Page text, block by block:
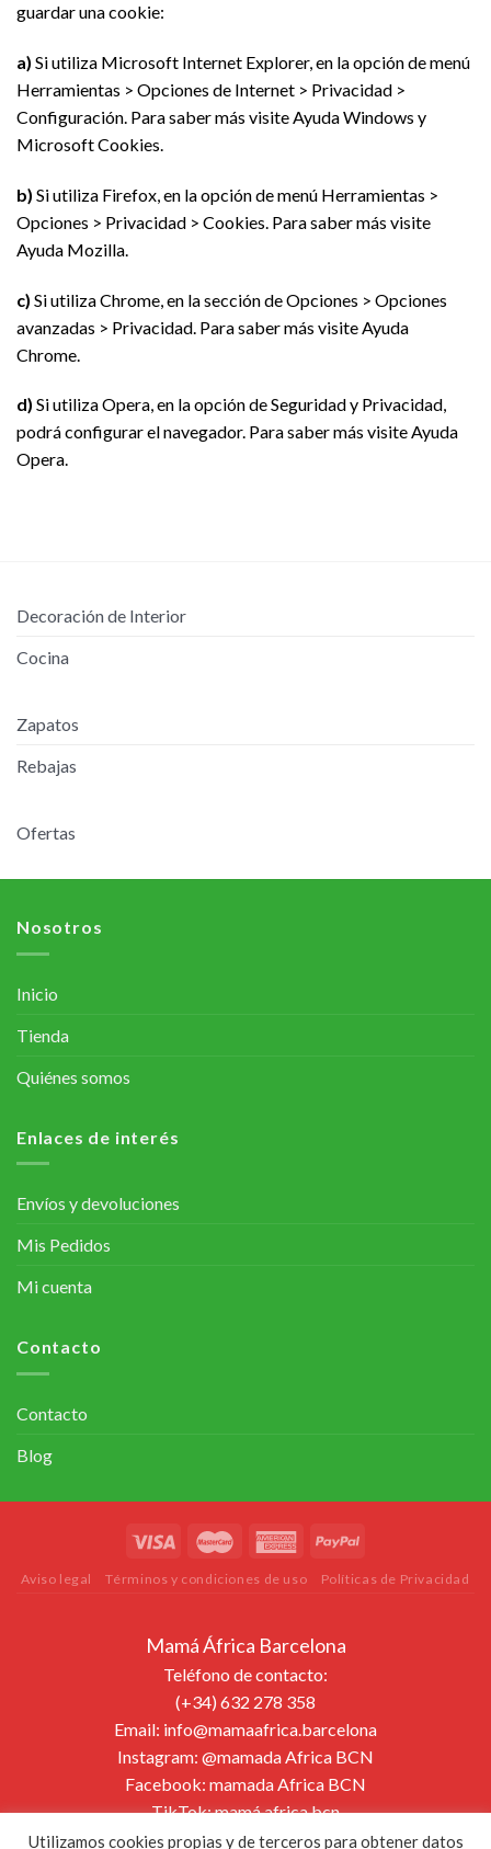
guardar una cookie:
a) Si utiliza Microsoft Internet Explorer, en la opción de menú
Herramientas > Opciones de Internet > Privacidad >
Configuración. Para saber más visite Ayuda Windows y
Microsoft Cookies.
b) Si utiliza Firefox, en la opción de menú Herramientas >
Opciones > Privacidad > Cookies. Para saber más visite
Ayuda Mozilla.
c) Si utiliza Chrome, en la sección de Opciones > Opciones
avanzadas > Privacidad. Para saber más visite Ayuda
Chrome.
d) Si utiliza Opera, en la opción de Seguridad y Privacidad,
podrá configurar el navegador. Para saber más visite Ayuda
Opera.
Decoración de Interior
Cocina
Zapatos
Rebajas
Ofertas
Nosotros
Inicio
Tienda
Quiénes somos
Enlaces de interés
Envíos y devoluciones
Mis Pedidos
Mi cuenta
Contacto
Contacto
Blog
Aviso legal Términos y condiciones de uso Políticas de Privacidad
Mamá África Barcelona
Teléfono de contacto:
(+34) 632 278 358
Email: info@mamaafrica.barcelona
Instagram: @mamada Africa BCN
Facebook: mamada Africa BCN
TikTok:mamá.africa.bcn
Página web:www.mamaafrica.barcelona
Utilizamos cookies propias y de terceros para obtener datos